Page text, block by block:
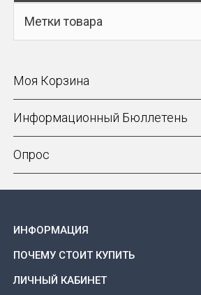
Метки товара
Моя Корзина
Информационный Бюллетень
Опрос
ИНФОРМАЦИЯ
ПОЧЕМУ СТОИТ КУПИТЬ
ЛИЧНЫЙ КАБИНЕТ